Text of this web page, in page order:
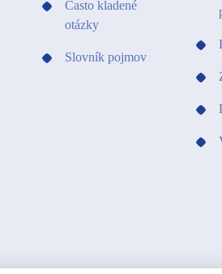
Často kladené
otázky
Slovník pojmov